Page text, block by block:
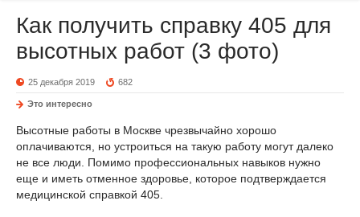
Как получить справку 405 для
высотных работ (3 фото)
25 декабря 2019 682
Это интересно
Высотные работы в Москве чрезвычайно хорошо
оплачиваются, но устроиться на такую работу могут далеко
не все люди. Помимо профессиональных навыков нужно
еще и иметь отменное здоровье, которое подтверждается
медицинской справкой 405.